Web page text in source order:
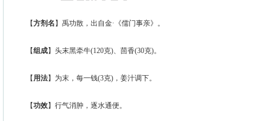
【方剂名 】禹功散，出自金·《儒门事亲》。
【组成】头末黑牵牛(120克)、茴香(30克)。
【 用法】为末，每一钱(3克)，姜汁调下。
【功效】行气消肿，逐水通便。